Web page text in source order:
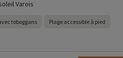
Varois
toboggans Plage accessible à pied